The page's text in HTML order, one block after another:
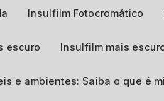
Insulfilm Fotocromático
escuro Insulfilm mais
e ambientes: Saiba o que é